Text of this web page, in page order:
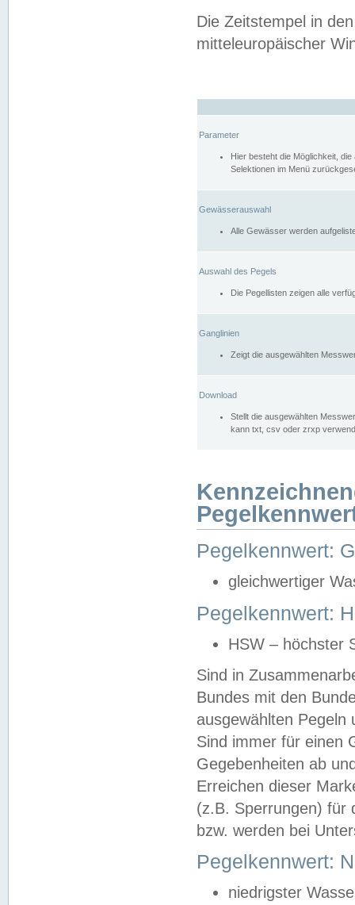
Die Zeitstempel in
mitteleuropäischer
Parameter
Hier besteht die Möglichkeit,
Selektionen im Menü
Gewässerauswahl
Alle Gewässer werden
Auswahl des Pegels
Die Pegellisten zeigen alle
Ganglinien
Zeigt die ausgewählten
Download
Stellt die ausgewählten
kann txt, csv oder zrxp
Pegelkennwert:
gleichwertiger
Pegelkennwert:
HSW – höchster
Sind in
Bundes mit den
ausgewählten
Sind immer für einen
Gegebenheiten ab
Erreichen dieser
(z.B. Sperrungen) für
bzw. werden bei
Pegelkennwert:
niedrigster